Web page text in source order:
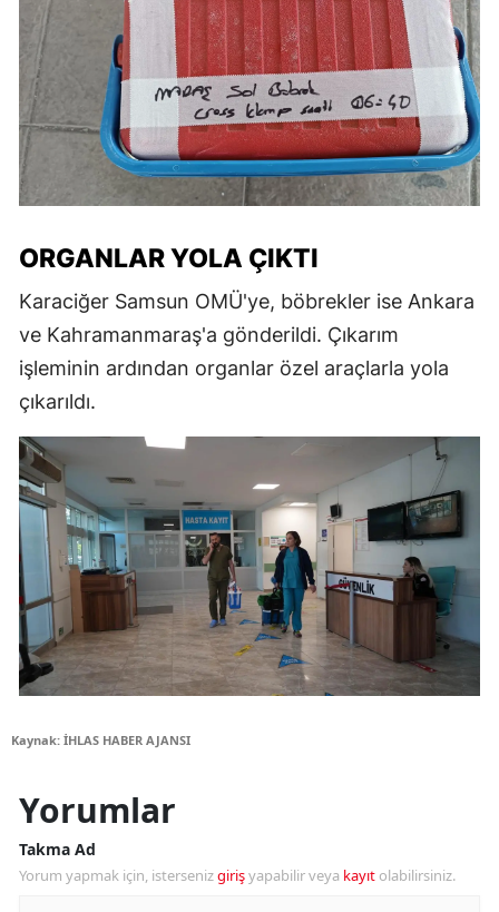
ORGANLAR YOLA ÇIKTI
Karaciğer Samsun OMÜ'ye, böbrekler ise Ankara
ve Kahramanmaraş'a gönderildi. Çıkarım
işleminin ardından organlar özel araçlarla yola
çıkarıldı.
Kaynak: İHLAS HABER AJANSI
Yorumlar
Takma Ad
Yorum yapmak için, istersenizgirişyapabilir veya kayıt olabilirsiniz.